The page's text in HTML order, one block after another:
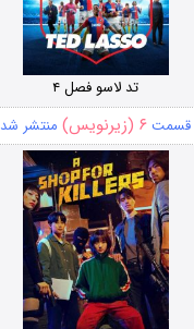
تد لاسو فصل ۴
قسمت ۶ (زیرنویس) منتشر شد